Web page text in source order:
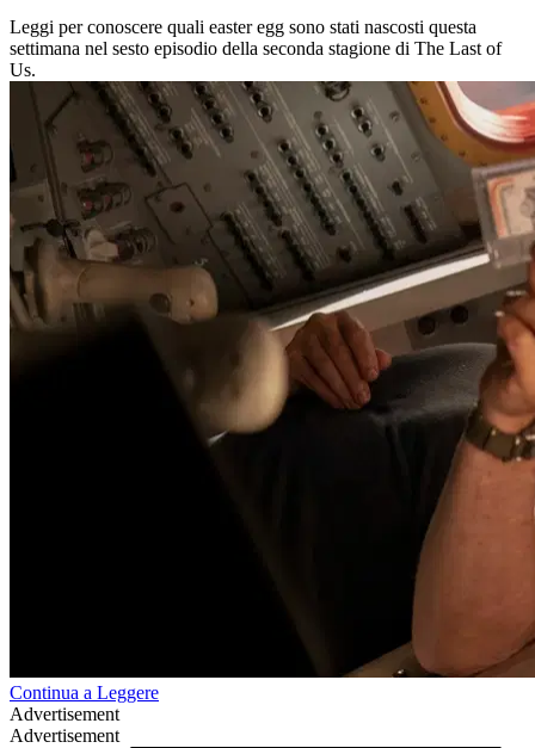
Leggi per conoscere quali easter egg sono stati nascosti questa
settimana nel sesto episodio della seconda stagione di The Last of
Us.
Continua a Leggere
Advertisement
Advertisement